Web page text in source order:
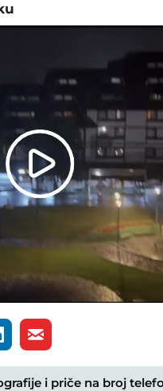
Play
Video
i priče na broj